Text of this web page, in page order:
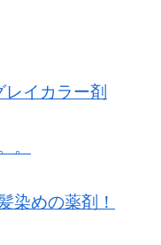
イカラー剤
。
染めの薬剤！